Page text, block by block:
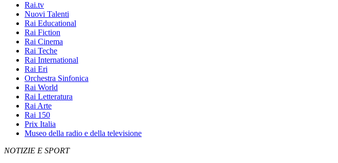
Rai.tv
Nuovi Talenti
Rai Educational
Rai Fiction
Rai Cinema
Rai Teche
Rai International
Rai Eri
Orchestra Sinfonica
Rai World
Rai Letteratura
Rai Arte
Rai 150
Prix Italia
Museo della radio e della televisione
NOTIZIE E SPORT